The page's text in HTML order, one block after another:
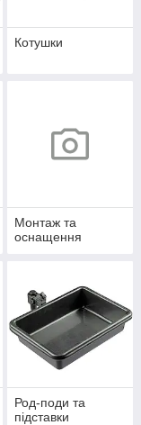
Котушки
Монтаж та
оснащення
Род-поди та
підставки